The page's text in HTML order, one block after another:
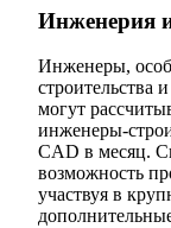
Инженерия
Инженеры,
строительства
могут
инженеры-
CAD в месяц.
возможность
участвуя в